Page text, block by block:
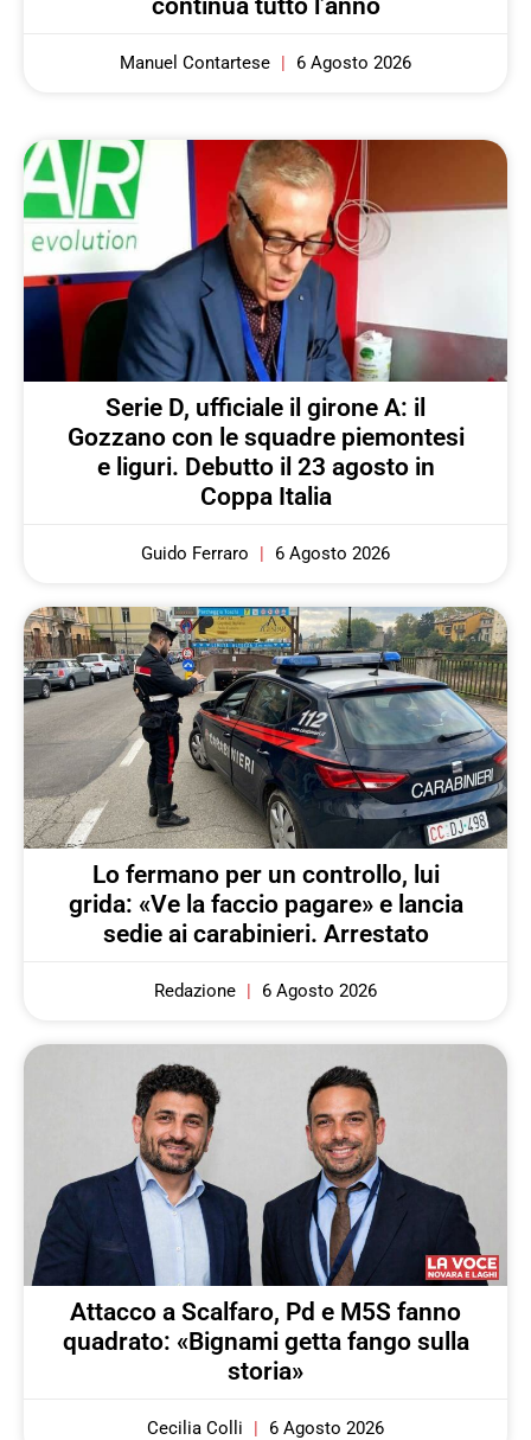
continua tutto l’anno
Manuel Contartese 6 Agosto 2026
Serie D, ufficiale il girone A: il
Gozzano con le squadre piemontesi
e liguri. Debutto il 23 agosto in
Coppa Italia
Guido Ferraro 6 Agosto 2026
Lo fermano per un controllo, lui
grida: «Ve la faccio pagare» e lancia
sedie ai carabinieri. Arrestato
Redazione 6 Agosto 2026
Attacco a Scalfaro, Pd e M5S fanno
quadrato: «Bignami getta fango sulla
storia»
Cecilia Colli 6 Agosto 2026